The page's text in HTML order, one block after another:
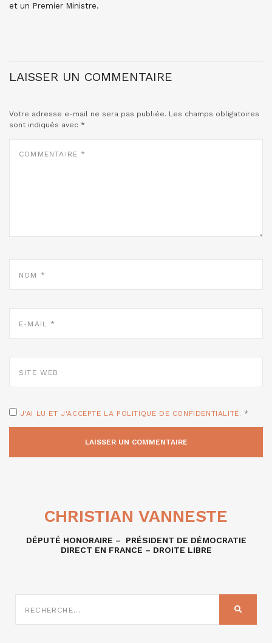
et un Premier Ministre.
LAISSER UN COMMENTAIRE
Votre adresse e-mail ne sera pas publiée. Les champs obligatoires
sont indiqués avec *
COMMENTAIRE
NOM
E-
MAIL
SITE
WEB
J'AI LU ET J'ACCEPTE LA POLITIQUE DE CONFIDENTIALITÉ. *
CHRISTIAN VANNESTE
DÉPUTÉ HONORAIRE – PRÉSIDENT DE DÉMOCRATIE
DIRECT EN FRANCE – DROITE LIBRE
RECHERCHE
SUR